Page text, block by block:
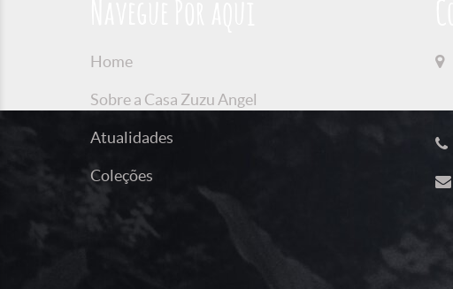
Home
Sobre a Casa Zuzu Angel
Atualidades
Coleções